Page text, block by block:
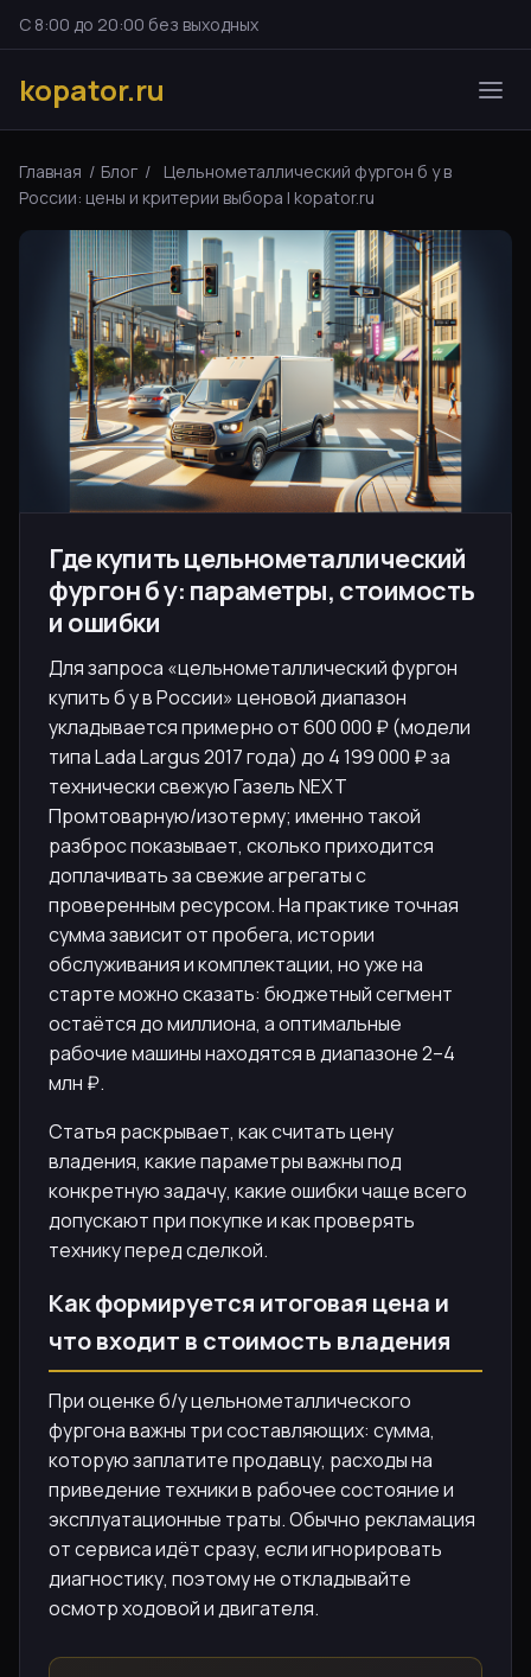
С 8:00 до 20:00 без выходных
kopator.ru
Главная / Блог /
Цельнометаллический фургон б у в
России: цены и критерии выбора | kopator.ru
Где купить цельнометаллический
фургон б у: параметры, стоимость
и ошибки
Для запроса «цельнометаллический фургон
купить б у в России» ценовой диапазон
укладывается примерно от 600 000 ₽ (модели
типа Lada Largus 2017 года) до 4 199 000 ₽ за
технически свежую Газель NEXT
Промтоварную/изотерму; именно такой
разброс показывает, сколько приходится
доплачивать за свежие агрегаты с
проверенным ресурсом. На практике точная
сумма зависит от пробега, истории
обслуживания и комплектации, но уже на
старте можно сказать: бюджетный сегмент
остаётся до миллиона, а оптимальные
рабочие машины находятся в диапазоне 2–4
млн ₽.
Статья раскрывает, как считать цену
владения, какие параметры важны под
конкретную задачу, какие ошибки чаще всего
допускают при покупке и как проверять
технику перед сделкой.
Как формируется итоговая цена и
что входит в стоимость владения
При оценке б/у цельнометаллического
фургона важны три составляющих: сумма,
которую заплатите продавцу, расходы на
приведение техники в рабочее состояние и
эксплуатационные траты. Обычно рекламация
от сервиса идёт сразу, если игнорировать
диагностику, поэтому не откладывайте
осмотр ходовой и двигателя.